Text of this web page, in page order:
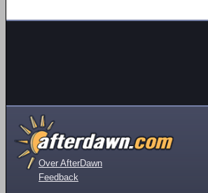
Over AfterDawn
Feedback